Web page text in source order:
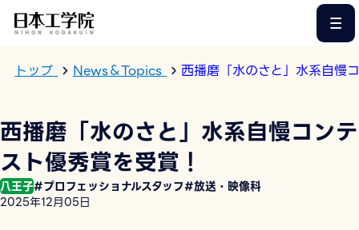
トップ News＆Topics 西播磨「水のさと」水系自慢
西播磨「水のさと」水系自慢コンテ
スト優秀賞を受賞！
八王子#プロフェッショナルスタッフ#放送・映像科
2025年12月05日